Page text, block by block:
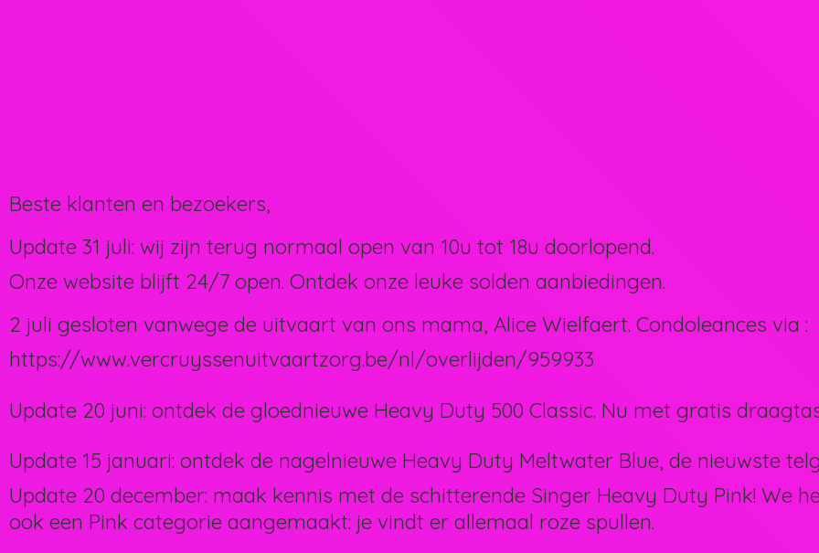
Beste klanten en bezoekers,
Update 31 juli: wij zijn terug normaal open van 10u tot 18u doorlopend.
Onze website blijft 24/7 open. Ontdek onze leuke solden aanbiedingen.
2 juli gesloten vanwege de uitvaart van ons mama, Alice Wielfaert. Condoleances via :
https://www.vercruyssenuitvaartzorg.be/nl/overlijden/959933
Update 20 juni: ontdek de gloednieuwe Heavy Duty 500 Classic. Nu met gratis
Update 15 januari: ontdek de nagelnieuwe Heavy Duty Meltwater Blue, de nieuwste
Update 20 december: maak kennis met de schitterende Singer Heavy Duty Pink! We
ook een Pink categorie aangemaakt: je vindt er allemaal roze spullen.